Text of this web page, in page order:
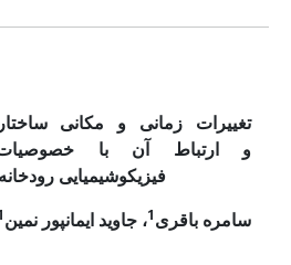
تغییرات زمانی و مکانی
فیزیکوشیمیایی
سامره باقری1، جاوید ایمانپور نمین